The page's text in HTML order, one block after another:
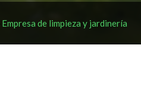
Empresa de limpieza y jardinería